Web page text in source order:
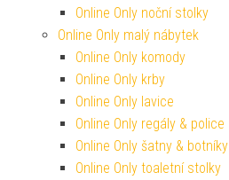
Online Only noční stolky
Online Only malý nábytek
Online Only komody
Online Only krby
Online Only lavice
Online Only regály & police
Online Only šatny & botníky
Online Only toaletní stolky